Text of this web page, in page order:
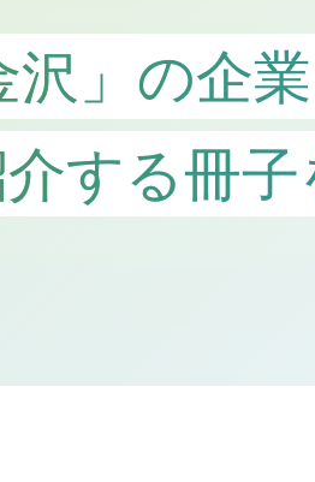
沢」の企
する冊